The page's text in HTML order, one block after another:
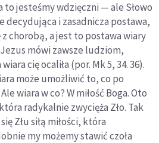
to jesteśmy wdzięczni — ale Słowo
decydująca i zasadnicza postawa,
z chorobą, a jest to postawa wiary
mówi zawsze ludziom,
cię ocaliła (por. Mk 5, 34. 36).
może umożliwić to, co po
wiara w co? W miłość Boga. Oto
radykalnie zwycięża Zło. Tak
Złu siłą miłości, która
my możemy stawić czoła